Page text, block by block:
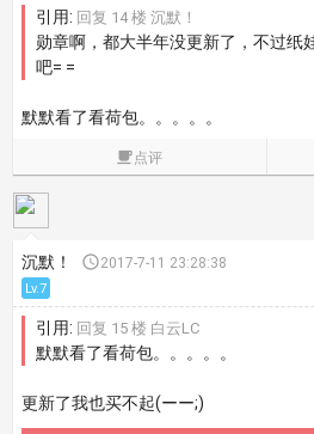
引用: 回复 14 楼 沉默！
勋章啊，都大半年没更新了，不过纸
吧= =
默默看了看荷包。。。。。
点评
沉默！ 2017-7-11 23:28:38
Lv.7
引用: 回复 15 楼 白云LC
默默看了看荷包。。。。。
更新了我也买不起(ーー;)